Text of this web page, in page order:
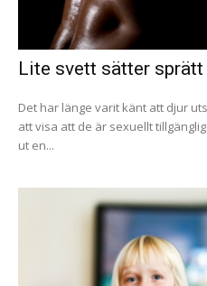
Lite svett sätter sprätt
Det har länge varit känt att djur
att visa att de är sexuellt
ut en...